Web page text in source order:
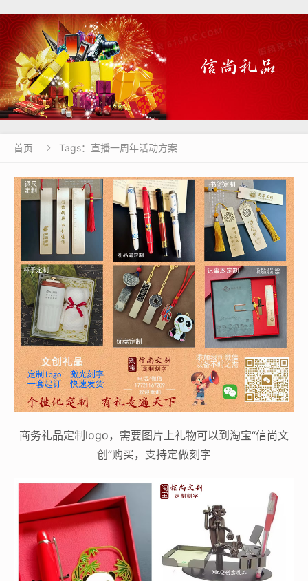
首页  Tags：直播一周年活动方案
商务礼品定制logo，需要图片上礼物可以到淘宝“信尚文
创”购买，支持定做刻字